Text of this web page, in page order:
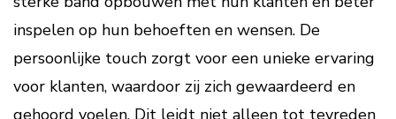
inspelen op hun behoeften en wensen. De
persoonlijke touch zorgt voor een unieke ervaring
voor klanten, waardoor zij zich gewaardeerd en
gehoord voelen. Dit leidt niet alleen tot tevreden